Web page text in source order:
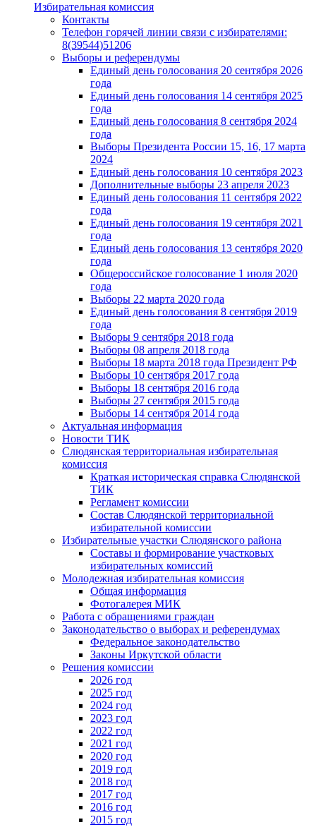
Избирательная комиссия
Контакты
Телефон горячей линии связи с избирателями:
8(39544)51206
Выборы и референдумы
Единый день голосования 20 сентября 2026
года
Единый день голосования 14 сентября 2025
года
Единый день голосования 8 сентября 2024
года
Выборы Президента России 15, 16, 17 марта
2024
Единый день голосования 10 сентября 2023
Дополнительные выборы 23 апреля 2023
Единый день голосования 11 сентября 2022
года
Единый день голосования 19 сентября 2021
года
Единый день голосования 13 сентября 2020
года
Общероссийское голосование 1 июля 2020
года
Выборы 22 марта 2020 года
Единый день голосования 8 сентября 2019
года
Выборы 9 сентября 2018 года
Выборы 08 апреля 2018 года
Выборы 18 марта 2018 года Президент РФ
Выборы 10 сентября 2017 года
Выборы 18 сентября 2016 года
Выборы 27 сентября 2015 года
Выборы 14 сентября 2014 года
Актуальная информация
Новости ТИК
Слюдянская территориальная избирательная
комиссия
Краткая историческая справка Слюдянской
ТИК
Регламент комиссии
Состав Слюдянской территориальной
избирательной комиссии
Избирательные участки Слюдянского района
Составы и формирование участковых
избирательных комиссий
Молодежная избирательная комиссия
Общая информация
Фотогалерея МИК
Работа с обращениями граждан
Законодательство о выборах и референдумах
Федеральное законодательство
Законы Иркутской области
Решения комиссии
2026 год
2025 год
2024 год
2023 год
2022 год
2021 год
2020 год
2019 год
2018 год
2017 год
2016 год
2015 год